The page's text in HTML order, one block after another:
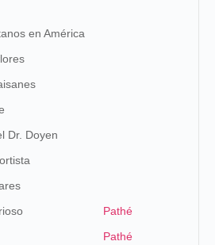
en América
Dr. Doyen
Pathé
Pathé